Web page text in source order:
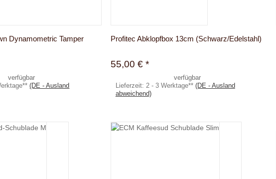
Dynamometric Tamper
verfügbar
(DE - Ausland
Profitec Abklopfbox 13cm (Schwarz/Edelstahl)
55,00 € *
verfügbar
Lieferzeit: 2 - 3 Werktage** (DE - Ausland
abweichend)